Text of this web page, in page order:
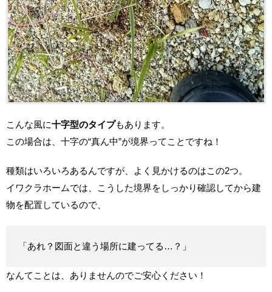
こんな風に十字型のタイプもあります。
この場合は、十字の“真ん中”が境界ってことですね！
種類はいろいろあるんですが、よく見かけるのはこの2つ。
イワクラホームでは、こうした境界をしっかり確認してから建
物を配置しているので、
「あれ？図面と違う場所に建ってる…？」
なんてことは、ありませんのでご安心ください！